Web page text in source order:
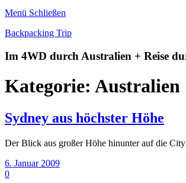
Menü Schließen
Backpacking Trip
Im 4WD durch Australien + Reise
Kategorie: Australien
Sydney aus höchster Höhe
Der Blick aus großer Höhe hinunter auf die
6. Januar 2009
0